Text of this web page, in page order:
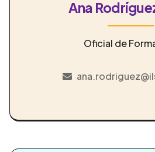
Ana
Oficial de